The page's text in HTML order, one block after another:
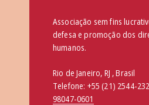
Associação sem fins
defesa e promoção dos
humanos.
Rio de Janeiro, RJ , Brasil
Telefone: +55 (21) 2544-
98047-0601